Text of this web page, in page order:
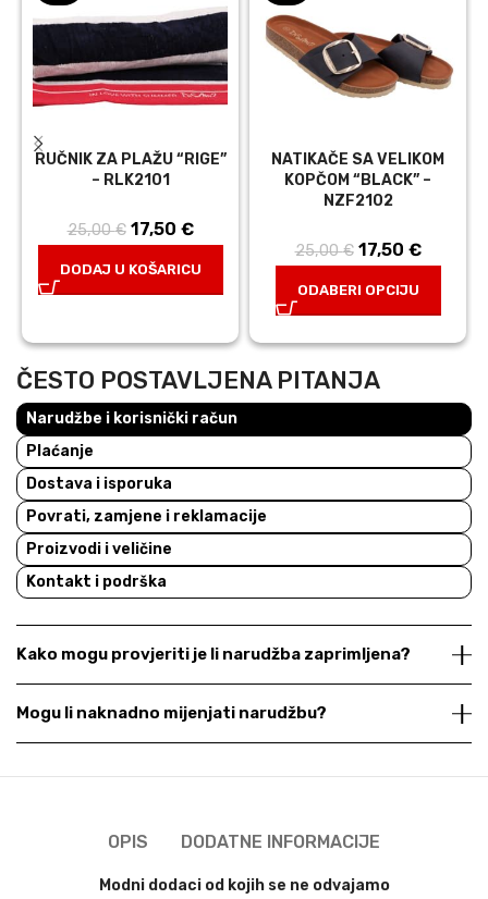
RUČNIK ZA PLAŽU “RIGE”
– RLK2101
25,00€
Izvorna
25,00 €.
17,50 €Trenutna
17,50 €.
DODAJ U KOŠARICU
NATIKAČE SA VELIKOM
KOPČOM “BLACK” –
NZF2102
25,00€
Izvorna
25,00 €.
17,50 €
ODABERI OPCIJU
ČESTO POSTAVLJENA PITANJA
Narudžbe i korisnički račun
Plaćanje
Dostava i isporuka
Povrati, zamjene i reklamacije
Proizvodi i veličine
Kontakt i podrška
Kako mogu provjeriti je li narudžba zaprimljena?
Mogu li naknadno mijenjati narudžbu?
OPIS DODATNE INFORMACIJE
Modni dodaci od kojih se ne odvajamo